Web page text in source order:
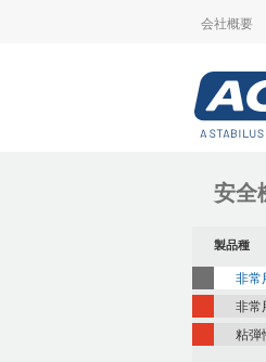
会社概要
安全
製品種
非常
非常
粘弾